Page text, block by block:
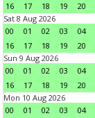
16
17 18 19 20
Sat 8 Aug 2026
00
01 02 03 04
16
17 18 19 20
Sun 9 Aug 2026
00
01 02 03 04
16
17 18 19 20
Mon 10 Aug 2026
00
01 02 03 04